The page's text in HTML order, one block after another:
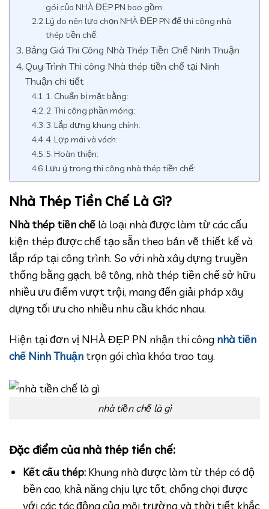
gói của NHÀ ĐẸP PN bao gồm:
Lý do nên lựa chọn NHÀ ĐẸP PN để thi công nhà
thép tiền chế:
Bảng Giá Thi Công Nhà Thép Tiền Chế Ninh Thuận
Quy Trình Thi công Nhà thép tiền chế tại Ninh
Thuận chi tiết
1. Chuẩn bị mặt bằng:
2. Thi công phần móng:
3. Lắp dựng khung chính:
4. Lợp mái và vách:
5. Hoàn thiện:
Lưu ý trong thi công nhà thép tiền chế:
Nhà Thép Tiền Chế Là Gì?
Nhà thép tiền chế là loại nhà được làm từ các cấu
kiện thép được chế tạo sẵn theo bản vẽ thiết kế và
lắp ráp tại công trình. So với nhà xây dựng truyền
thống bằng gạch, bê tông, nhà thép tiền chế sở hữu
nhiều ưu điểm vượt trội, mang đến giải pháp xây
dựng tối ưu cho nhiều nhu cầu khác nhau.
Hiện tại đơn vị NHÀ ĐẸP PN nhận thi công nhà tiền
chế Ninh Thuận trọn gói chìa khóa trao tay.
nhà tiền chế là gì
Đặc điểm của nhà thép tiền chế:
Kết cấu thép: Khung nhà được làm từ thép có độ
bền cao, khả năng chịu lực tốt, chống chọi được
với các tác động của môi trường và thời tiết khắc